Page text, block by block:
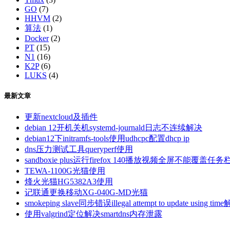
GO (7)
HHVM (2)
算法 (1)
Docker(2)
PT (15)
N1 (16)
K2P(6)
LUKS (4)
最新文章
更新nextcloud及插件
debian 12开机关机systemd-journald日志不连续解决
debian12下initramfs-tools使用udhcpc配置dhcp ip
dns压力测试工具queryperf使用
sandboxie plus运行firefox 140播放视频全屏不能覆盖任务
TEWA-1100G光猫使用
烽火光猫HG5382A3使用
记联通更换移动XG-040G-MD光猫
smokeping slave同步错误illegal attempt to update using time
使用valgrind定位解决smartdns内存泄露